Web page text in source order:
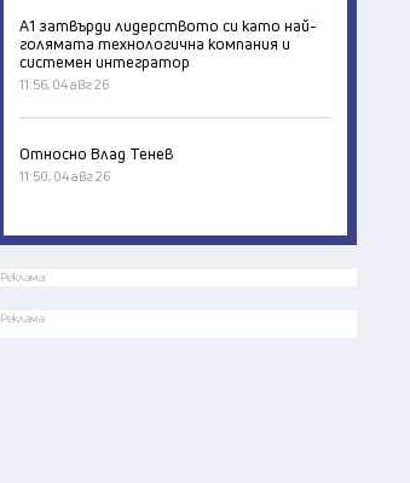
А1 затвърди лидерството си като най-
голямата технологична компания и
системен интегратор
11:56, 04 авг 26
Относно Влад Тенев
11:50, 04 авг 26
Реклама
Реклама